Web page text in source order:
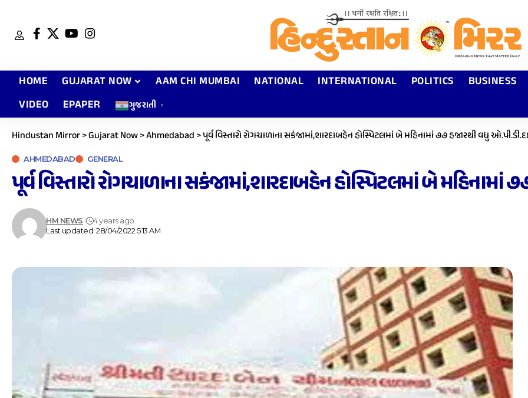
HOME GUJARAT NOW AAM CHI MUMBAI NATIONAL INTERNATIONAL POLITICS
BUSINESS
VIDEO
EPAPER ગુજરાતી ▼
Hindustan Mirror>Gujarat Now>Ahmedabad >પૂર્વ વિસ્તારો રોગચાળાના સકંજામાં,શારદાબહેન હોસ્પિટલમાં બે મહિનામાં ૭૭ હજારથી વધુ
AHMEDABAD GENERAL
પૂર્વ વિસ્તારો રોગચાળાના સકંજામાં,શારદાબહેન હોસ્પિટલમાં બે
Last updated: 28/04/2022 5:13 AM
HM NEWS 4 years ago